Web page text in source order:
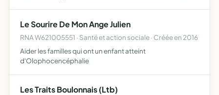
Le Sourire De Mon Ange Julien
RNA W621005551 · Santé et action sociale · Créée en 2016
Aider les familles qui ont un enfant atteint
d'Olophocencéphalie
Les Traits Boulonnais (Ltb)